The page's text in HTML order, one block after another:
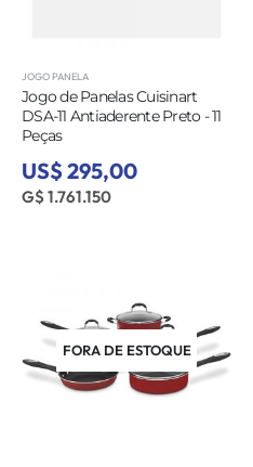
JOGO PANELA
Jogo de Panelas Cuisinart
DSA-11 Antiaderente Preto - 11
Peças
US$ 295,00
G$ 1.761.150
FORA DE ESTOQUE